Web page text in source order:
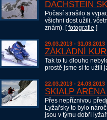
DACHSTEIN
Počasí strašilo a
všichni dost užili,
znám). [fotografie ]
29.03.2013 - 31.03.2013
ZÁKLADNÍ
Tak to tu dlouho
prostě jsme si to užili
22.03.2013 - 24.03.2013
SKIALP
Přes nepříznivou
Lyžařsky to bylo
jsou v týmu dobří